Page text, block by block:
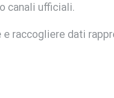
canali ufficiali.
raccogliere dati